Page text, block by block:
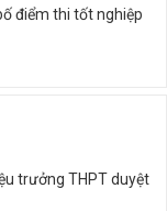
điểm thi tốt nghiệp
trưởng THPT duyệt